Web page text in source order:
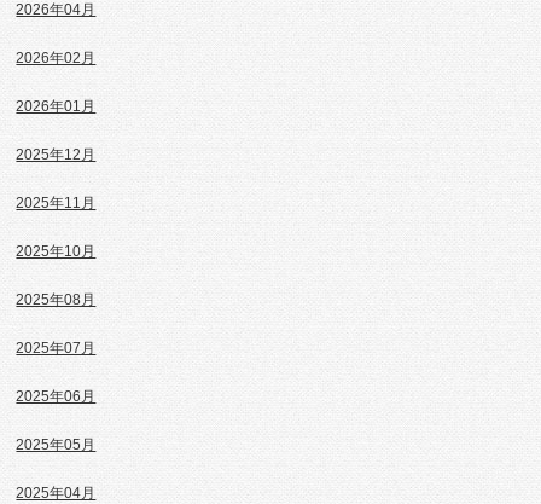
2026年04月
2026年02月
2026年01月
2025年12月
2025年11月
2025年10月
2025年08月
2025年07月
2025年06月
2025年05月
2025年04月